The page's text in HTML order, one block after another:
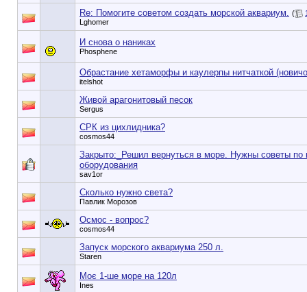
Re: Помогите советом создать морской аквариум. (
Lghomer
И снова о наниках
Phosphene
Обрастание хетаморфы и каулерпы нитчаткой
itelshot
Живой арагонитовый песок
Sergus
СРК из цихлидника?
cosmos44
Закрыто:_
Решил вернуться в море. Нужны советы по
оборудования
sav1or
Сколько нужно света?
Павлик Морозов
Осмос - вопрос?
cosmos44
Запуск морского аквариума 250 л.
Staren
Моє 1-ше море на 120л
Ines